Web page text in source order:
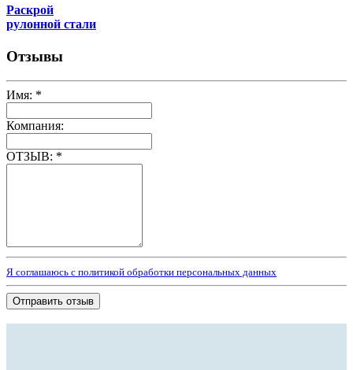
Раскрой
рулонной стали
Отзывы
Имя: *
Компания:
ОТЗЫВ: *
Я соглашаюсь с политикой обработки персональных данных
Отправить отзыв